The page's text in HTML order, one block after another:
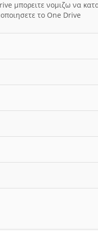
μπορειτε νομιζω να
το One Drive